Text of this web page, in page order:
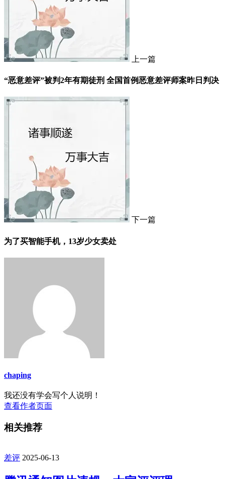
上一篇
“恶意差评”被判2年有期徒刑 全国首例恶意差评师案昨日判决
下一篇
为了买智能手机，13岁少女卖处
chaping
我还没有学会写个人说明！
查看作者页面
相关推荐
差评 2025-06-13